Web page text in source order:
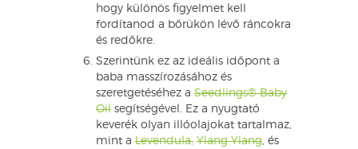
hogy különös figyelmet kell
fordítanod a bőrükön lévő ráncokra
és redőkre.
Szerintünk ez az ideális időpont a
baba masszírozásához és
szeretgetéséhez a Seedlings® Baby
Oil segítségével. Ez a nyugtató
keverék olyan illóolajokat tartalmaz,
mint a Levendula, Ylang Ylang, és